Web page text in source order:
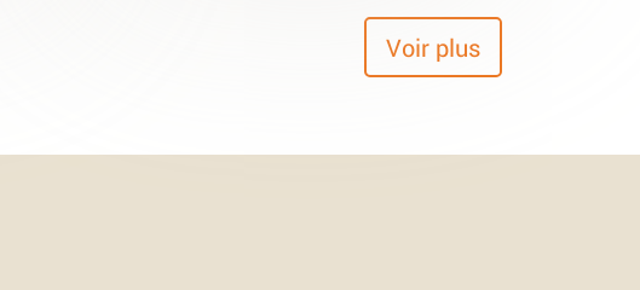
Voir plus